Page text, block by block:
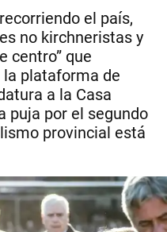
el país,
no kirchneristas y
centro” que
plataforma de
a la Casa
puja por el segundo
provincial está